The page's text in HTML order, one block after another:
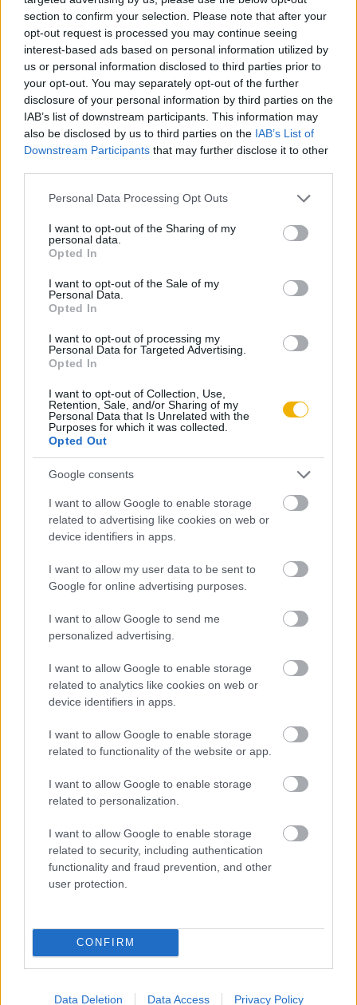
section to confirm your selection. Please note that after your
opt-out request is processed you may continue seeing
interest-based ads based on personal information utilized by
us or personal information disclosed to third parties prior to
your opt-out. You may separately opt-out of the further
disclosure of your personal information by third parties on the
IAB’s list of downstream participants. This information may
also be disclosed by us to third parties on the IAB’s List of
Downstream Participants that may further disclose it to other
Please note that this website/app uses one or more Google
not limited to your visit or usage behaviour. You may click to
grant or deny consent to Google and its third-party tags to
use your data for below specified purposes in below Google
consent section.
Personal Data Processing Opt Outs
I want to opt-out of the Sharing of my
personal data.
Opted In
I want to opt-out of the Sale of my
Personal Data.
Opted In
I want to opt-out of processing my
Personal Data for Targeted Advertising.
Opted In
I want to opt-out of Collection, Use,
Retention, Sale, and/or Sharing of my
Personal Data that Is Unrelated with the
Purposes for which it was collected.
Opted Out
Google consents
I want to allow Google to enable storage
related to advertising like cookies on web or
device identifiers in apps.
I want to allow my user data to be sent to
Google for online advertising purposes.
I want to allow Google to send me
personalized advertising.
I want to allow Google to enable storage
related to analytics like cookies on web or
device identifiers in apps.
I want to allow Google to enable storage
related to functionality of the website or app.
I want to allow Google to enable storage
related to personalization.
I want to allow Google to enable storage
related to security, including authentication
functionality and fraud prevention, and other
user protection.
CONFIRM
Data Deletion Data Access Privacy Policy
Próbálja ki a Rubicon Online-t
mindössze 200 Ft-ért, és olvassa a teljes
cikket, hirdetések nélkül!
Előfizetőként korlátlan hozzáférést kap
minden történelmi tartalmunkhoz:
A legújabb Rubicon-lapszámok
Több mint 370 korábbi lapszámunk
tartalma
Rubicon Online rovatok cikkei
Hirdetésmentes olvasó felület
Az első hónap csak 200 Ft-ba kerül. Próbálja
KIPRÓBÁLOM 200 FT-ÉRT
Már előfizetőnk?
Ha már regisztrált a Rubicon
Online-on, kattintson ide:
BELÉPÉS.
Ha még nem
rendelkezik felhasználói fiókkal, kattintson ide:
REGISZTRÁCIÓ.
Szerző
Sashalmi Endre
Ismerje meg
A szerző cikkei
Lapszám
2025/8-9.